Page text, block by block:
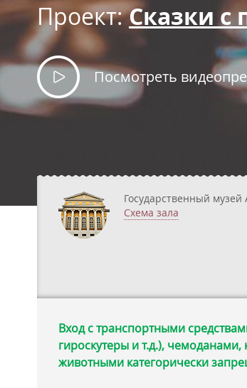
Проект:Сказки с
Посмотреть
Государственный
Схема зала
Вход с транспортными
гироскутеры и т.д.),
животными категорически